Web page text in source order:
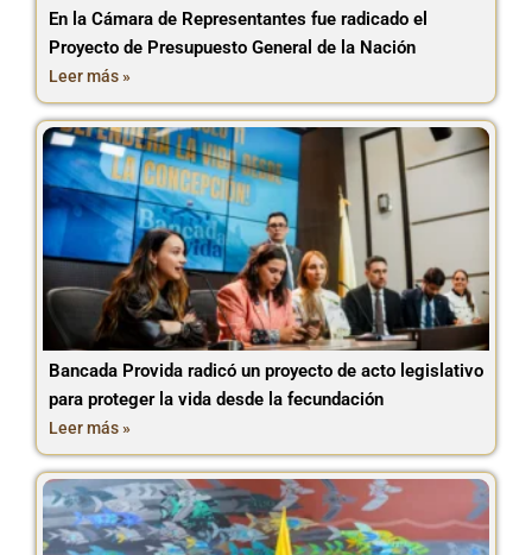
En la Cámara de Representantes fue radicado el
Proyecto de Presupuesto General de la Nación
Leer más »
Bancada Provida radicó un proyecto de acto legislativo
para proteger la vida desde la fecundación
Leer más »